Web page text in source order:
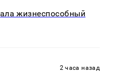
жизнеспособный
2 часа назад